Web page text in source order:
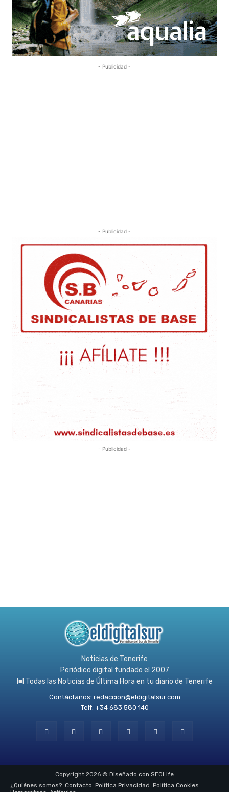
- Publicidad -
- Publicidad -
- Publicidad -
Noticias de Tenerife
Periódico digital fundado el 2007
l≡l Todas las Noticias de Última Hora en tu diario de Tenerife
Contáctanos: redaccion@eldigitalsur.com
Telf: +34 683 580 140
Copyright 2026 © Diseñado con SEOLife
¿Quiénes somos? Contacto Política Privacidad Política Cookies